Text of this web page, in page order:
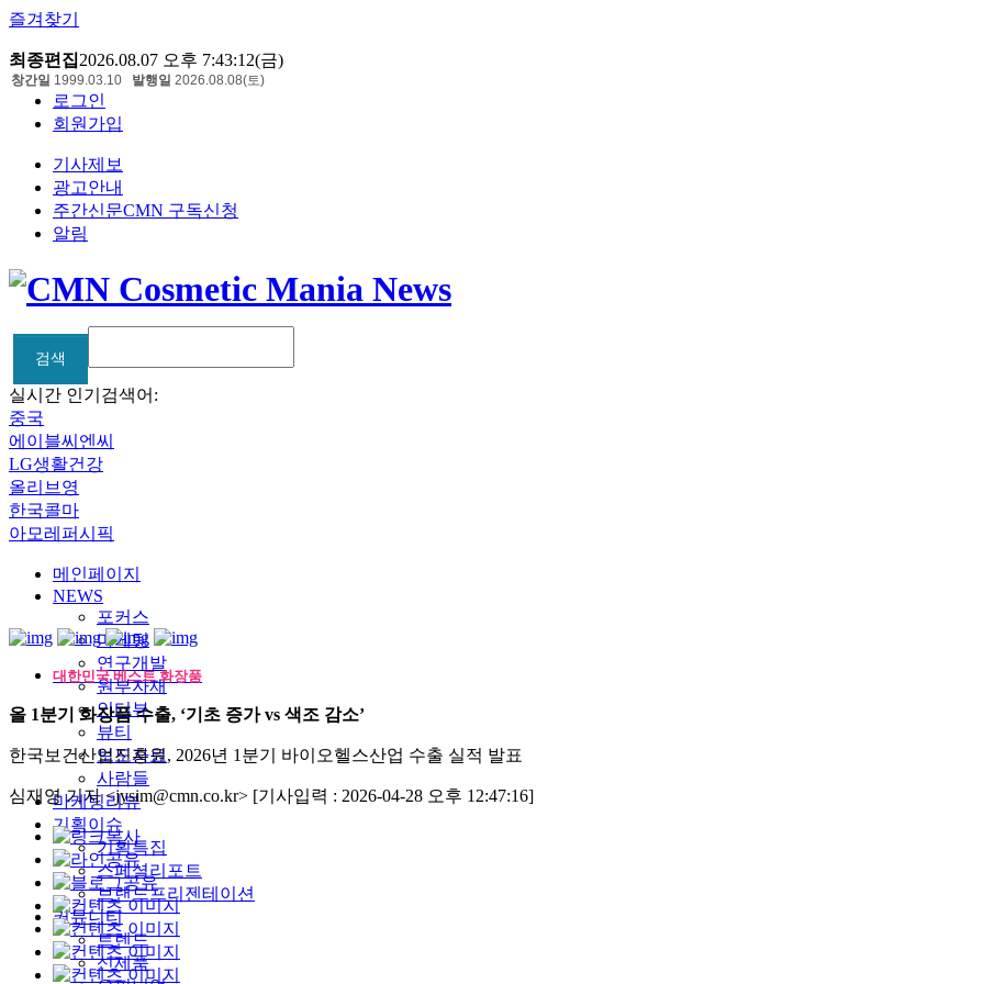
즐겨찾기
최종편집2026.08.07 오후 7:43:12(금)
로그인
회원가입
기사제보
광고안내
주간신문CMN 구독신청
알림
창간일 1999.03.10 발행일 2026.08.08(토)
검색
검색
실시간 인기검색어:
중국
에이블씨엔씨
LG생활건강
올리브영
한국콜마
아모레퍼시픽
메인페이지
NEWS
포커스
마케팅
연구개발
원부자재
인터뷰
뷰티
보도자료
사람들
마케팅리뷰
기획이슈
기획특집
스페셜리포트
브랜드프리젠테이션
커뮤니티
트렌드
신제품
대한민국 베스트 화장품
올 1분기 화장품 수출, ‘기초 증가 vs 색조 감소’
한국보건산업진흥원, 2026년 1분기 바이오헬스산업 수출 실적 발표
심재영 기자 <jysim@cmn.co.kr> [기사입력 : 2026-04-28 오후 12:47:16]